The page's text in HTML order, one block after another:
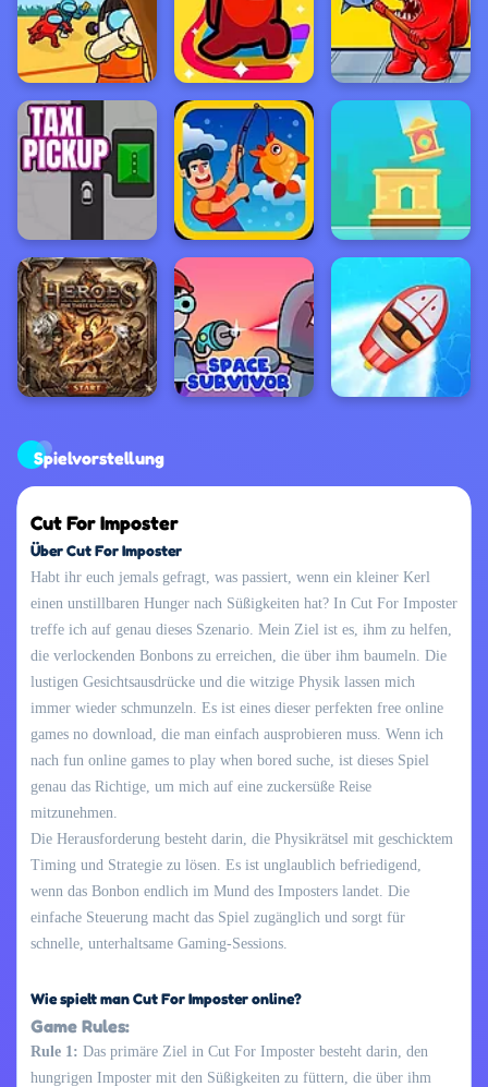
Spielvorstellung
Cut For Imposter
Über Cut For Imposter
Habt ihr euch jemals gefragt, was passiert, wenn ein kleiner Kerl
einen unstillbaren Hunger nach Süßigkeiten hat? In Cut For Imposter
treffe ich auf genau dieses Szenario. Mein Ziel ist es, ihm zu helfen,
die verlockenden Bonbons zu erreichen, die über ihm baumeln. Die
lustigen Gesichtsausdrücke und die witzige Physik lassen mich
immer wieder schmunzeln. Es ist eines dieser perfekten free online
games no download, die man einfach ausprobieren muss. Wenn ich
nach fun online games to play when bored suche, ist dieses Spiel
genau das Richtige, um mich auf eine zuckersüße Reise
mitzunehmen.
Die Herausforderung besteht darin, die Physikrätsel mit geschicktem
Timing und Strategie zu lösen. Es ist unglaublich befriedigend,
wenn das Bonbon endlich im Mund des Imposters landet. Die
einfache Steuerung macht das Spiel zugänglich und sorgt für
schnelle, unterhaltsame Gaming-Sessions.
Wie spielt man Cut For Imposter online?
Game Rules:
Rule 1: Das primäre Ziel in Cut For Imposter besteht darin, den
hungrigen Imposter mit den Süßigkeiten zu füttern, die über ihm